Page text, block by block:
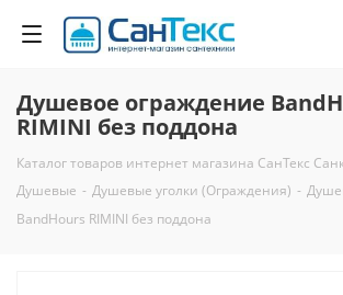
Душевое ограждение
RIMINI без поддона
Каталог товаров интернет магазина СанТекс
Душевые - Душевые уголки (Ограждения) -
BandHours RIMINI без поддона